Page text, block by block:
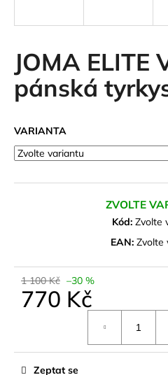
JOMA ELITE
pánská
VARIANTA
ZVOLTE
Kód: Zvolte
EAN: Zvolte
1 100 Kč –30 %
770 Kč
Zeptat se
í
t
?
HLEDAT
o